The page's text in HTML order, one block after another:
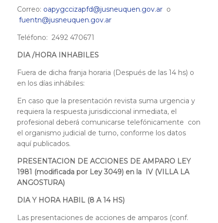
Correo: oapygccizapfd@jusneuquen.gov.ar o
fuentn@jusneuquen.gov.ar
Teléfono: 2492 470671
DIA /HORA INHABILES
Fuera de dicha franja horaria (Después de las 14 hs) o
en los días inhábiles:
En caso que la presentación revista suma urgencia y
requiera la respuesta jurisdiccional inmediata, el
profesional deberá comunicarse telefónicamente con
el organismo judicial de turno, conforme los datos
aquí publicados.
PRESENTACION DE ACCIONES DE AMPARO LEY
1981 (modificada por Ley 3049) en la IV (VILLA LA
ANGOSTURA)
DIA Y HORA HABIL (8 A 14 HS)
Las presentaciones de acciones de amparos (conf.